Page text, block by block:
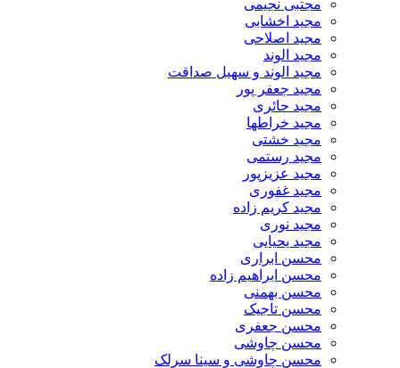
مجتبی نجیمی
مجید اخشابی
مجید اصلاحی
مجید الوند‎
مجید الوند و سهیل صداقت
مجید جعفر پور
مجید حائری
مجید خراطها
مجید خشتی
مجید رستمی
مجید عزیزپور
مجید غفوری
مجید کریم زاده
مجید نوری
مجید یحیایی
محسن ابراری
محسن ابراهیم زاده
محسن بهمنی
محسن تاجیک
محسن جعفری
محسن چاوشی
محسن چاوشی و سینا سرلک